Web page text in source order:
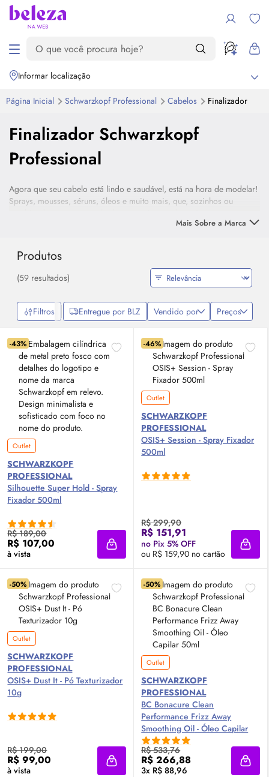
Informar localização
Página Inicial Schwarzkopf Professional Cabelos Finalizador
Finalizador Schwarzkopf
Professional
Agora que seu cabelo está lindo e saudável, está na hora de modelar!
Sprays, mousses, séruns, óleos e muito mais, que, sozinhos ou
Mais Sobre a Marca
Produtos
(59 resultados)
Filtros Entregue por BLZ Vendido por Preços
-43%
Outlet
SCHWARZKOPF
PROFESSIONAL
Silhouette Super Hold - Spray
Fixador 500ml
R$ 189,00
R$ 107,00
à vista Adicionar à sacola
-46%
Outlet
SCHWARZKOPF
PROFESSIONAL
OSIS+ Session - Spray Fixador
500ml
R$ 299,90
R$ 151,91
no Pix 5% OFF
ou R$ 159,90 no cartão
-50%
Outlet
SCHWARZKOPF
PROFESSIONAL
OSIS+ Dust It - Pó Texturizador
10g
R$ 199,00
R$ 99,00
à vista Adicionar à sacola
-50%
Outlet
SCHWARZKOPF
PROFESSIONAL
BC Bonacure Clean
Performance Frizz Away
SmoothingOil - Óleo Capilar
50ml
R$ 533,76
R$ 266,88
3x R$ 88,96